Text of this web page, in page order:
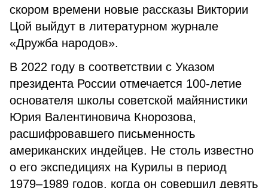
скором времени новые рассказы Виктории
Цой выйдут в литературном журнале
«Дружба народов».
В 2022 году в соответствии с Указом
президента России отмечается 100-летие
основателя школы советской майянистики
Юрия Валентиновича Кнорозова,
расшифровавшего письменность
американских индейцев. Не столь известно
о его экспедициях на Курилы в период
1979–1989 годов, когда он совершил девять